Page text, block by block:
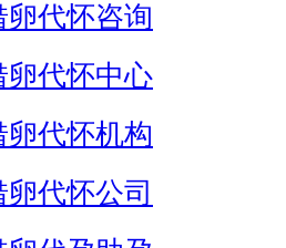
卵代怀咨询
卵代怀中心
卵代怀机构
代怀公司